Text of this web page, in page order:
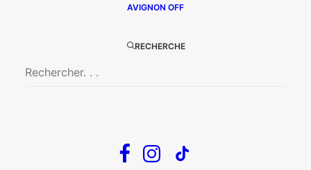
AVIGNON OFF
RECHERCHE